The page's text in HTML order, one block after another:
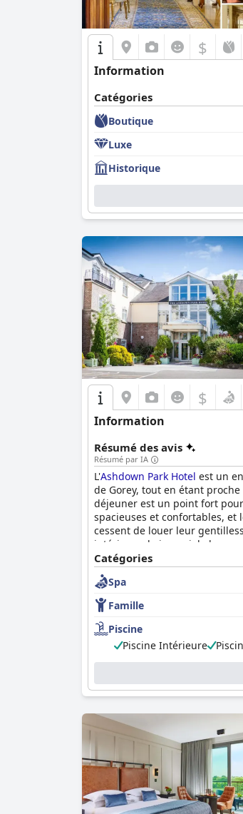
$
Information
Catégories
Boutique
Luxe
Historique
$
Information
Résumé des avis
Résumé par IA
L'Ashdown Park Hotel est un
de Gorey, tout en étant
déjeuner est un point fort
spacieuses et confortables,
cessent de louer leur
intérieure, le jacuzzi, le
envisager l'Ashdown Park Hotel
une excellente option pour
Catégories
Spa
Famille
Piscine
Piscine Intérieure